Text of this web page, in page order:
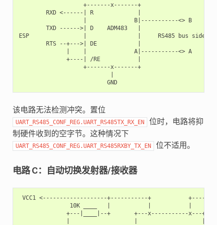
                   +-------x-------+
        RXD <------| R             |
                   |              B|-----------<> B
        TXD ------>| D    ADM483   |
ESP                |               |     RS485 bus side
        RTS --+--->| DE            |
              |    |              A|-----------<> A
              +----| /RE           |
                   +-------x-------+
                          GND
该电路无法检测冲突。置位
UART_RS485_CONF_REG.UART_RS485TX_RX_EN
位时，电路将抑
制硬件收到的空字节。这种情况下
UART_RS485_CONF_REG.UART_RS485RXBY_TX_EN 位不适用。
电路 C：自动切换发射器/接收器
VCC1 <-------------------+-----------+
10K ____   |           |           |
+---|____|--+       +---x-----------x---+